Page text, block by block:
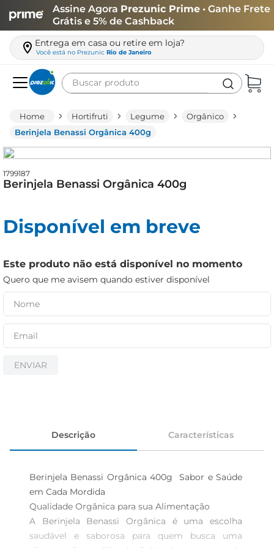
Assine Agora Prezunic Prime • Ganhe Frete
Grátis e 5% de Cashback
Entrega em casa ou retire em loja?
Você está no Prezunic Rio de Janeiro
Buscar produto
Hortifruti Legume
Orgânico
Berinjela Benassi Orgânica 400g
1799187
Berinjela Benassi Orgânica 400g
Disponível em breve
Este produto não está disponível no momento
Quero que me avisem quando estiver disponível
ENVIAR
Descrição Características
Berinjela Benassi Orgânica 400g  Sabor e Saúde
em Cada Mordida
Qualidade Orgânica para sua Alimentação
A Berinjela Benassi Orgânica é uma escolha
saudável e saborosa para quem busca uma
leite
queijo
biscoito
papel higiênico
cerveja